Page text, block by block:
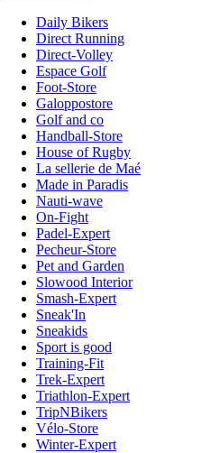
Daily Bikers
Direct Running
Direct-Volley
Espace Golf
Foot-Store
Galoppostore
Golf and co
Handball-Store
House of Rugby
La sellerie de Maé
Made in Paradis
Nauti-wave
On-Fight
Padel-Expert
Pecheur-Store
Pet and Garden
Slowood Interior
Smash-Expert
Sneak'In
Sneakids
Sport is good
Training-Fit
Trek-Expert
Triathlon-Expert
TripNBikers
Vélo-Store
Winter-Expert